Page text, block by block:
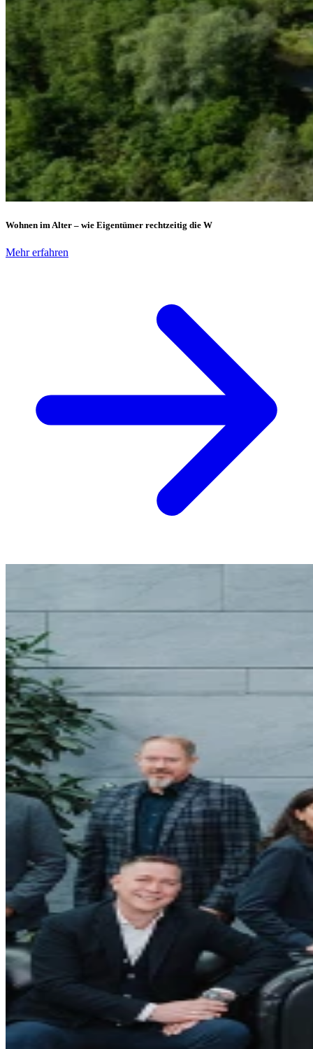
Wohnen im Alter – wie Eigentümer rechtzeitig die W
Mehr erfahren